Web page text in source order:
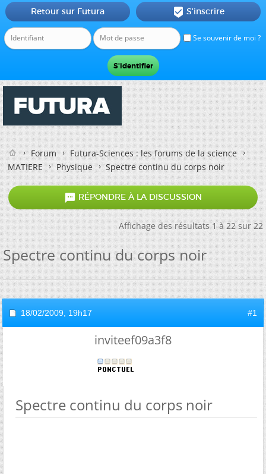
Se souvenir de moi ?
Retour sur Futura  S'inscrire
Forum
Futura-Sciences : les forums de la science
MATIERE
Physique Spectre continu du corps noir
 RÉPONDRE À LA DISCUSSION
Affichage des résultats 1 à 22 sur 22
Spectre continu du corps noir
18/02/2009, 19h17 #1
inviteef09a3f8
Spectre continu du corps noir